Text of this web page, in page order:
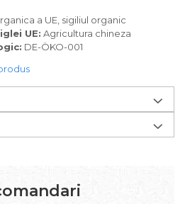
a UE, sigiliul organic
UE: Agricultura chineza
DE-ÖKO-001